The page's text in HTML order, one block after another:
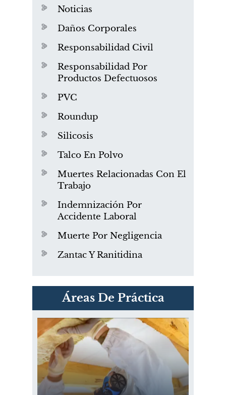
Noticias
Daños Corporales
Responsabilidad Civil
Responsabilidad Por
Productos Defectuosos
PVC
Roundup
Silicosis
Talco En Polvo
Muertes Relacionadas Con El
Trabajo
Indemnización Por
Accidente Laboral
Muerte Por Negligencia
Zantac Y Ranitidina
Áreas De Práctica
PVC Cloruro de polivinilo
Exposición